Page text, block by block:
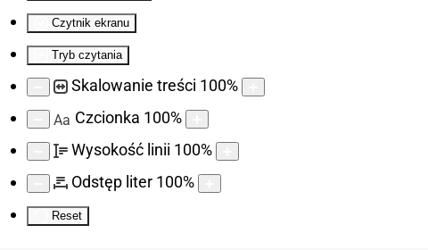
Czytnik ekranu
Tryb czytania
Skalowanie treści 100%
Aa Czcionka 100%
Wysokość linii 100%
Odstęp liter 100%
Reset